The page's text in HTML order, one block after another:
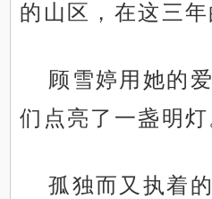
的山区，在这三年
顾雪婷用她的
们点亮了一盏明灯
孤独而又执着的